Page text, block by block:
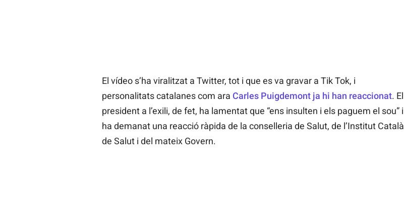
El vídeo s’ha viralitzat a Twitter, tot i que es va gravar a Tik Tok, i
personalitats catalanes com ara Carles Puigdemont ja hi han reaccionat. El
president a l’exili, de fet, ha lamentat que “ens insulten i els paguem el sou” i
ha demanat una reacció ràpida de la conselleria de Salut, de l’Institut Català
de Salut i del mateix Govern.